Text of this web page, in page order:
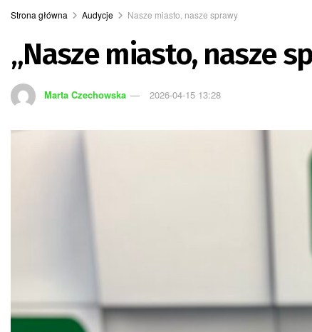
Strona główna Audycje Nasze miasto, nasze sprawy
„Nasze miasto, nasze
Marta Czechowska 2026-04-15 13:28